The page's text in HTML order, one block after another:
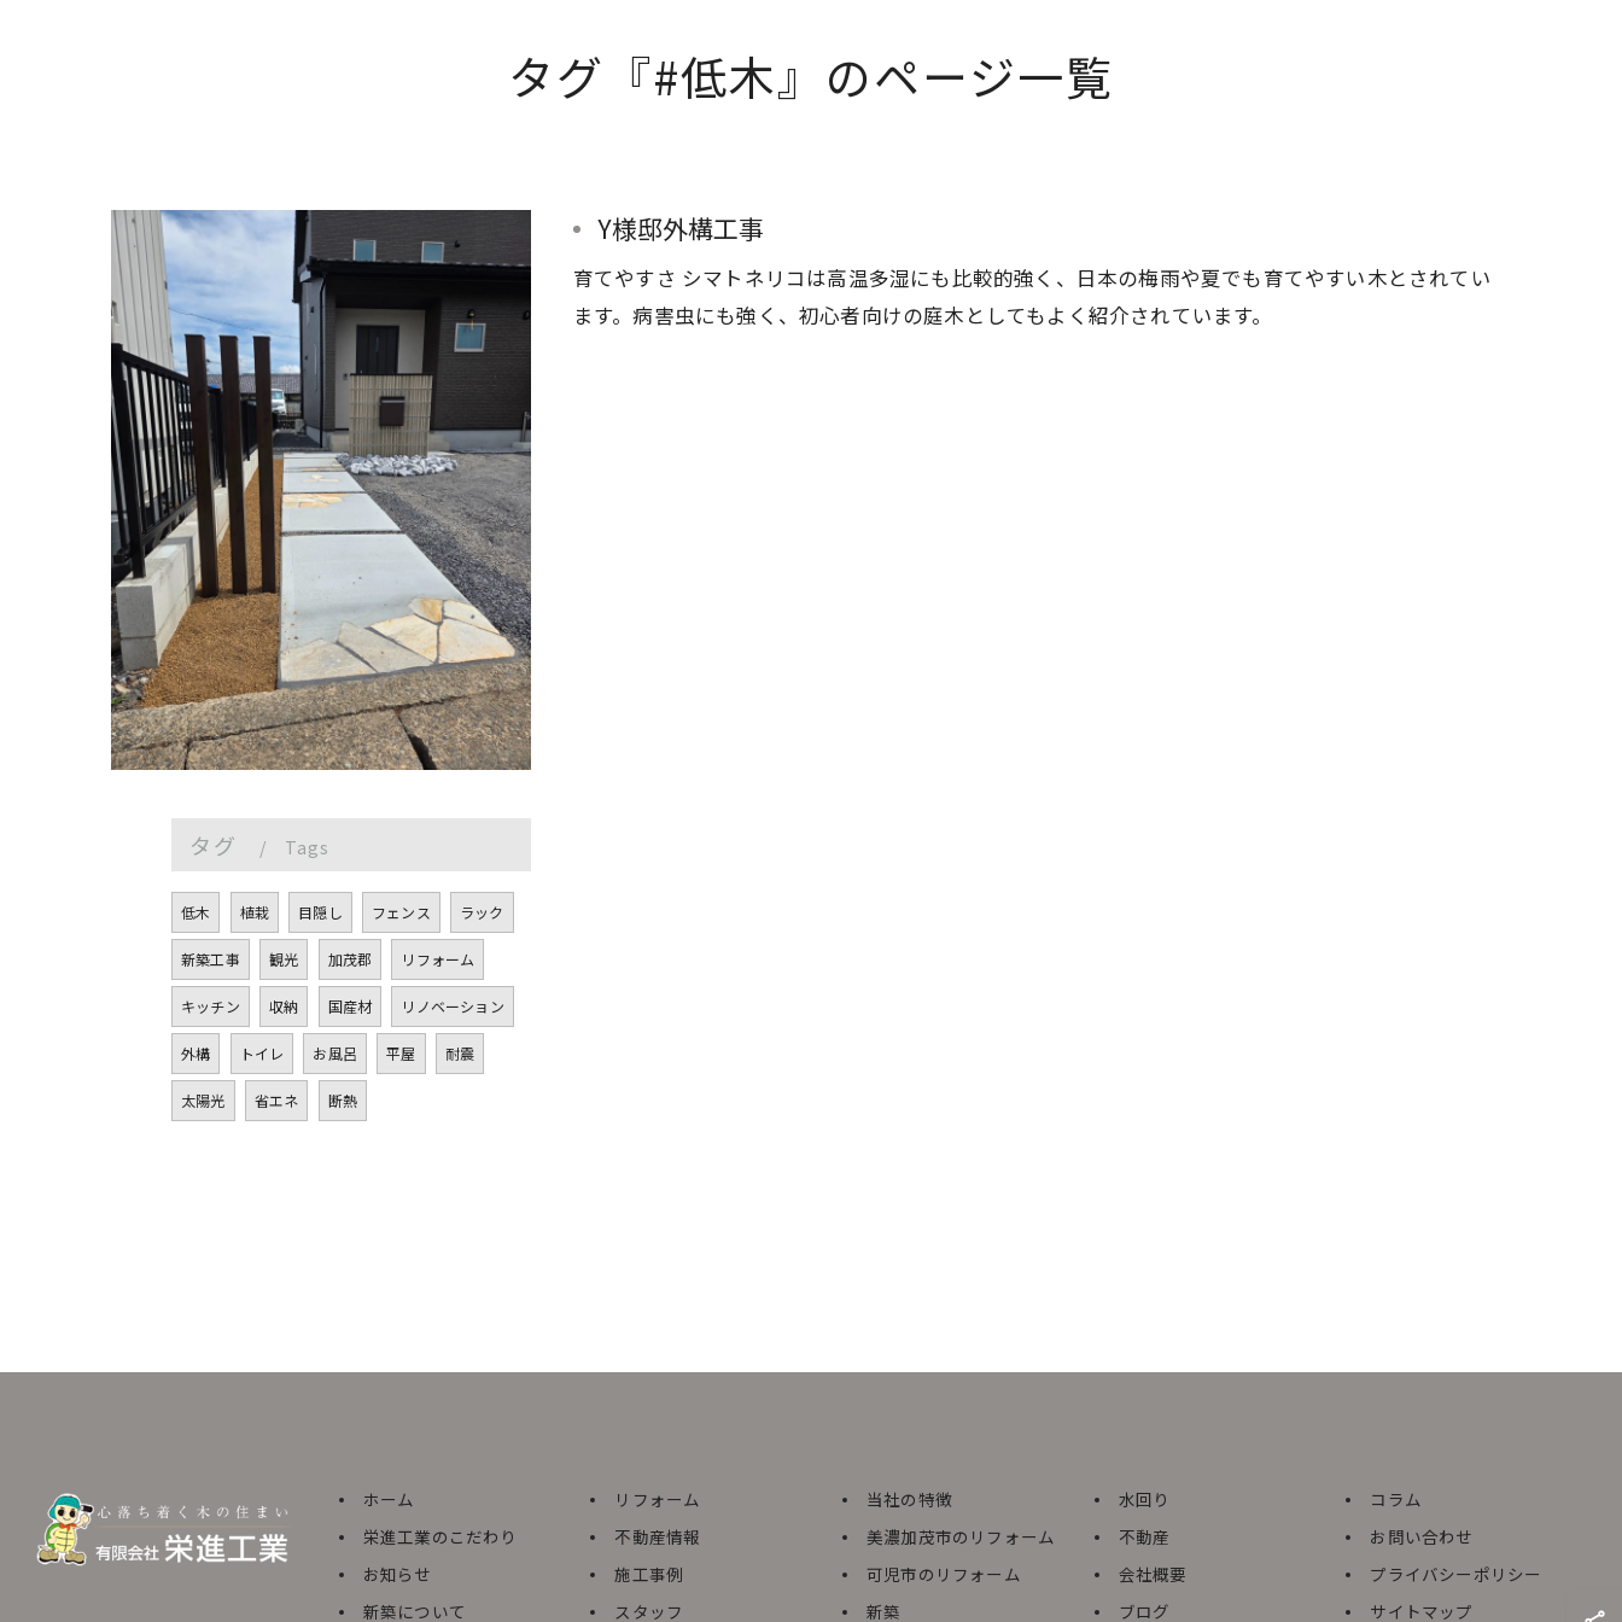
タグ『#低木』のページ一覧
Y様邸外構工事
育てやすさ シマトネリコは高温多湿にも比較的強く、日本の梅雨や夏でも育てやすい木とされてい
ます。病害虫にも強く、初心者向けの庭木としてもよく紹介されています。
タグ Tags
低木 植栽 目隠し フェンス ラック
新築工事 観光 加茂郡 リフォーム
キッチン 収納 国産材 リノベーション
外構 トイレ お風呂 平屋 耐震
太陽光 省エネ 断熱
ホーム
栄進工業のこだわり
お知らせ
新築について
リフォーム
不動産情報
施工事例
スタッフ
当社の特徴
美濃加茂市のリフォーム
可児市のリフォーム
新築
水回り
不動産
会社概要
ブログ
コラム
お問い合わせ
プライバシーポリシー
サイトマップ